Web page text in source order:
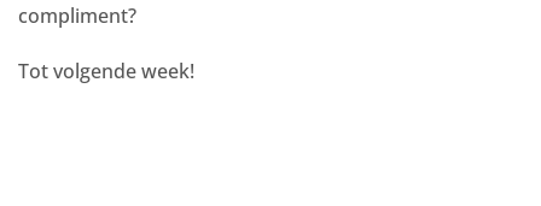
compliment?
Tot volgende week!